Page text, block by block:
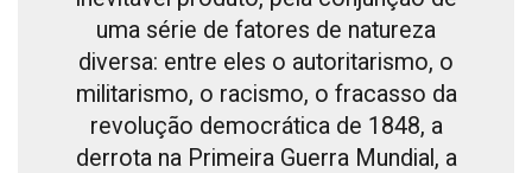
uma série de fatores de natureza
diversa: entre eles o autoritarismo, o
militarismo, o racismo, o fracasso da
revolução democrática de 1848, a
derrota na Primeira Guerra Mundial, a